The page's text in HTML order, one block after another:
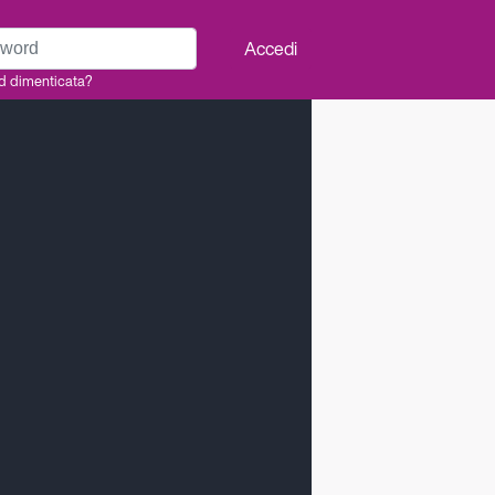
dimenticata?
Accedi